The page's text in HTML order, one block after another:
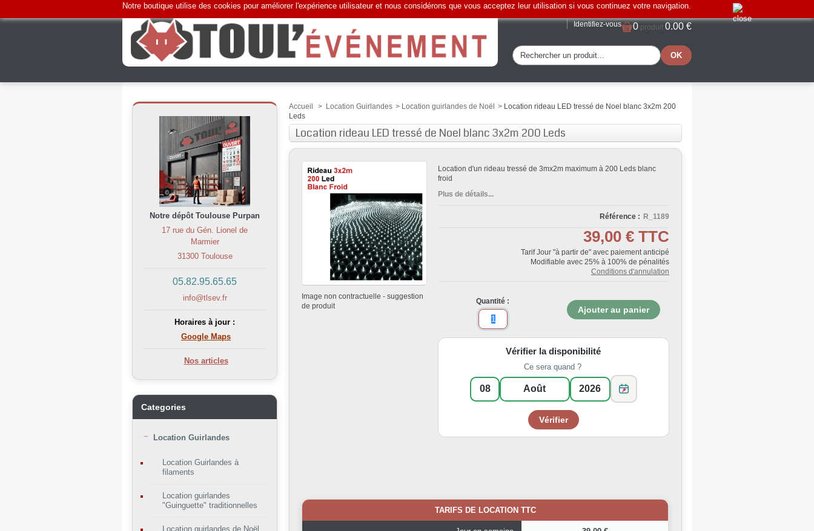
Identifiez-vous 0 produit 0.00 €
Notre boutique utilise des cookies pour améliorer l'expérience utilisateur et nous considérons que vous acceptez leur utilisation si vous continuez votre navigation.
Notre dépôt Toulouse Purpan
17 rue du Gén. Lionel de
Marmier
31300 Toulouse
05.82.95.65.65
info@tlsev.fr
Horaires à jour :
Google Maps
Nos articles
Categories
Location Guirlandes
Location Guirlandes à
filaments
Location guirlandes
"Guinguette" traditionnelles
Location guirlandes de Noël
Accueil > Location Guirlandes > Location guirlandes de Noël > Location rideau LED tressé de Noel blanc 3x2m 200
Leds
Location rideau LED tressé de Noel blanc 3x2m 200 Leds
Image non contractuelle - suggestion
de produit
Location d'un rideau tressé de 3mx2m maximum à 200 Leds blanc
froid
Plus de détails...
Référence : R_1189
39,00 € TTC
Tarif Jour "à partir de" avec paiement anticipé
Modifiable avec 25% à 100% de pénalités
Conditions d'annulation
Quantité :
Vérifier la disponibilité
Ce sera quand ?
TARIFS DE LOCATION TTC